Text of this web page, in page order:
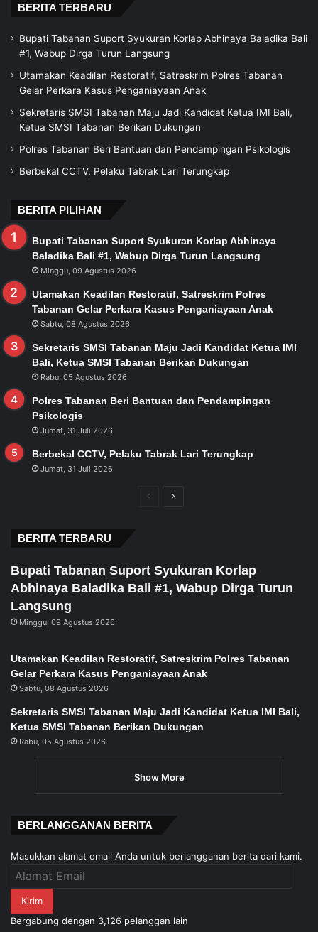
BERITA TERBARU
Bupati Tabanan Suport Syukuran Korlap Abhinaya Baladika Bali
#1, Wabup Dirga Turun Langsung
Utamakan Keadilan Restoratif, Satreskrim Polres Tabanan
Gelar Perkara Kasus Penganiayaan Anak
Sekretaris SMSI Tabanan Maju Jadi Kandidat Ketua IMI Bali,
Ketua SMSI Tabanan Berikan Dukungan
Polres Tabanan Beri Bantuan dan Pendampingan Psikologis
Berbekal CCTV, Pelaku Tabrak Lari Terungkap
BERITA PILIHAN
Bupati Tabanan Suport Syukuran Korlap Abhinaya
Baladika Bali #1, Wabup Dirga Turun Langsung
Minggu, 09 Agustus 2026
Utamakan Keadilan Restoratif, Satreskrim Polres
Tabanan Gelar Perkara Kasus Penganiayaan Anak
Sabtu, 08 Agustus 2026
Sekretaris SMSI Tabanan Maju Jadi Kandidat Ketua IMI
Bali, Ketua SMSI Tabanan Berikan Dukungan
Rabu, 05 Agustus 2026
Polres Tabanan Beri Bantuan dan Pendampingan
Psikologis
Jumat, 31 Juli 2026
Berbekal CCTV, Pelaku Tabrak Lari Terungkap
Jumat, 31 Juli 2026
PreviousNext
BERITA TERBARU
Bupati Tabanan Suport Syukuran Korlap
Abhinaya Baladika Bali #1, Wabup Dirga Turun
Langsung
Minggu, 09 Agustus 2026
Utamakan Keadilan Restoratif, Satreskrim Polres Tabanan
Gelar Perkara Kasus Penganiayaan Anak
Sabtu, 08 Agustus 2026
Sekretaris SMSI Tabanan Maju Jadi Kandidat Ketua IMI Bali,
Ketua SMSI Tabanan Berikan Dukungan
Rabu, 05 Agustus 2026
Show More
BERLANGGANAN BERITA
Masukkan alamat email Anda untuk berlangganan berita dari kami.
Alamat
Kirim
Bergabung dengan 3,126 pelanggan lain